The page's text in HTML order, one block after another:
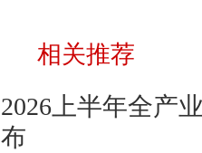
相关推荐
2026上半年全产
布